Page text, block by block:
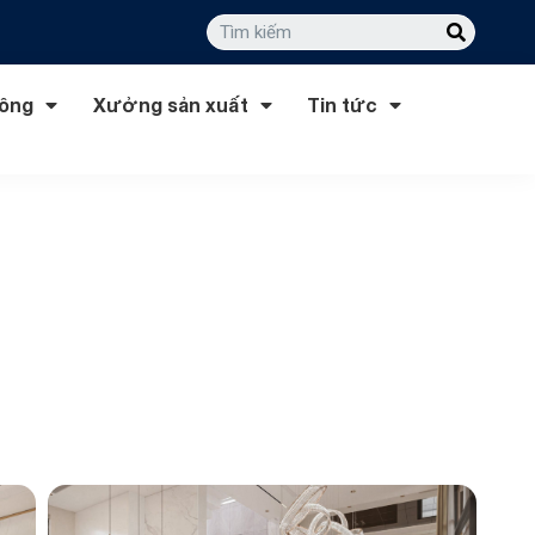
Xưởng sản xuất
Tin tức